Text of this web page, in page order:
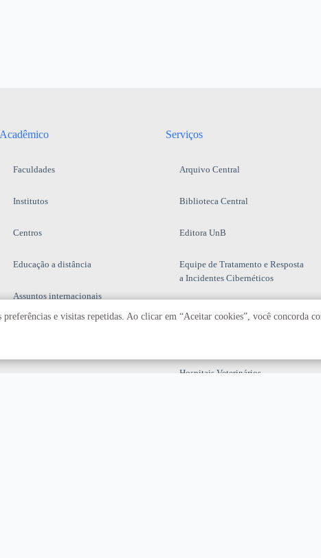
Acadêmico
Faculdades
Institutos
Centros
Educação a distância
Assuntos internacionais
Serviços
Arquivo Central
Biblioteca Central
Editora UnB
Equipe de Tratamento e Resposta
a Incidentes Cibernéticos
Hospitais Veterinários
e visitas repetidas. Ao clicar em “Aceitar cookies”, você concorda